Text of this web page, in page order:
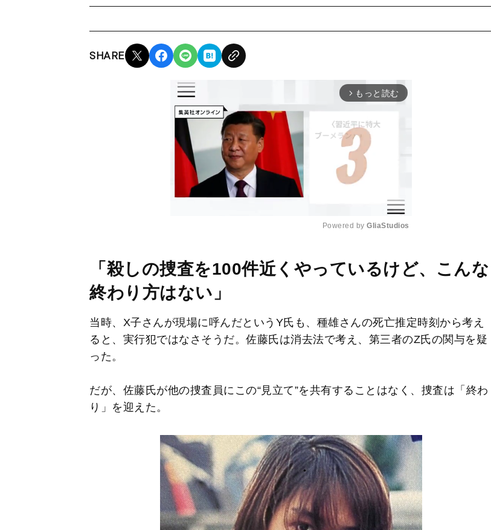
SHARE
arrow_forward_ios もっと読む
M
u
Powered by GliaStudios
「殺しの捜査を100件近くやっているけど、こんな
終わり方はない」
当時、X子さんが現場に呼んだというY氏も、種雄さんの死亡推定時刻から考え
ると、実行犯ではなさそうだ。佐藤氏は消去法で考え、第三者のZ氏の関与を疑
った。
だが、佐藤氏が他の捜査員にこの“見立て”を共有することはなく、捜査は「終わ
り」を迎えた。